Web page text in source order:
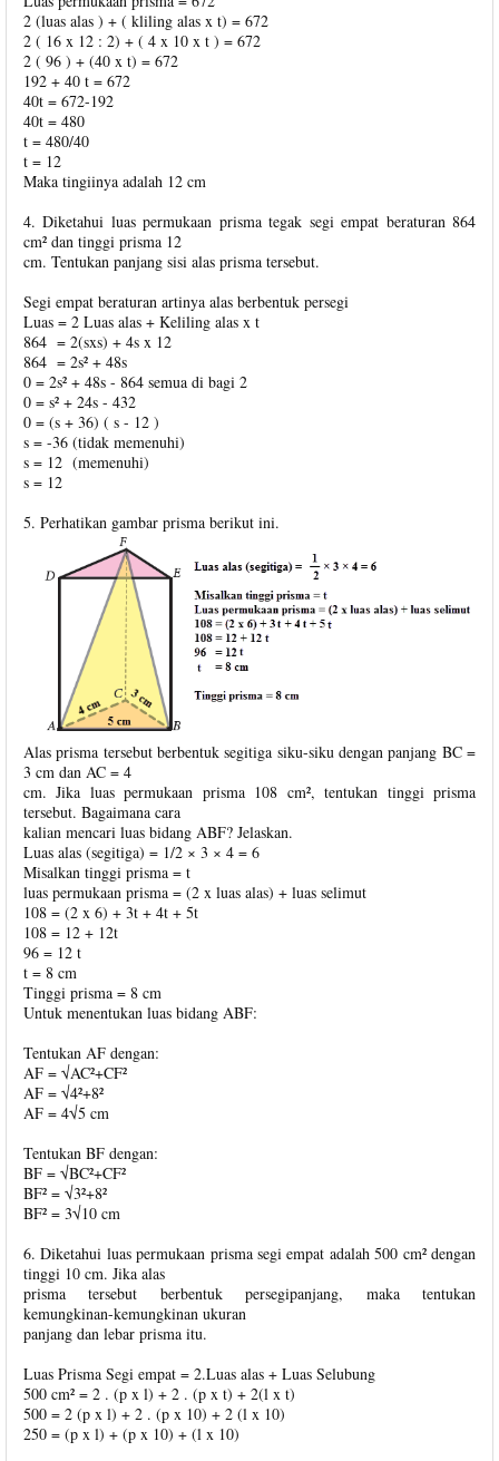
2 (luas alas ) + ( kliling alas x t) = 672
2 ( 16 x 12 : 2) + ( 4 x 10 x t ) = 672
2 ( 96 ) + (40 x t) = 672
192 + 40 t = 672
40t = 672-192
40t = 480
t = 480/40
t = 12
Maka tingiinya adalah 12 cm
4. Diketahui luas permukaan prisma tegak segi empat beraturan 864
cm² dan tinggi prisma 12
cm. Tentukan panjang sisi alas prisma tersebut.
Segi empat beraturan artinya alas berbentuk persegi
Luas = 2 Luas alas + Keliling alas x t
864 = 2(sxs) + 4s x 12
864 = 2s² + 48s
0 = 2s² + 48s - 864 semua di bagi 2
0 = s² + 24s - 432
0 = (s + 36) ( s - 12 )
s = -36 (tidak memenuhi)
s = 12 (memenuhi)
s = 12
5. Perhatikan gambar prisma berikut ini.
Alas prisma tersebut berbentuk segitiga siku-siku dengan panjang BC =
3 cm dan AC = 4
cm. Jika luas permukaan prisma 108 cm², tentukan tinggi prisma
tersebut. Bagaimana cara
kalian mencari luas bidang ABF? Jelaskan.
Luas alas (segitiga) = 1/2 × 3 × 4 = 6
Misalkan tinggi prisma = t
luas permukaan prisma = (2 x luas alas) + luas selimut
108 = (2 x 6) + 3t + 4t + 5t
108 = 12 + 12t
96 = 12 t
t = 8 cm
Tinggi prisma = 8 cm
Untuk menentukan luas bidang ABF:
Tentukan AF dengan:
AF = √AC²+CF²
AF = √4²+8²
AF = 4√5 cm
Tentukan BF dengan:
BF = √BC²+CF²
BF² = √3²+8²
BF² = 3√10 cm
6. Diketahui luas permukaan prisma segi empat adalah 500 cm² dengan
tinggi 10 cm. Jika alas
prisma tersebut berbentuk persegipanjang, maka tentukan
kemungkinan-kemungkinan ukuran
panjang dan lebar prisma itu.
Luas Prisma Segi empat = 2.Luas alas + Luas Selubung
500 cm² = 2 . (p x l) + 2 . (p x t) + 2(l x t)
500 = 2 (p x l) + 2 . (p x 10) + 2 (l x 10)
250 = (p x l) + (p x 10) + (l x 10)